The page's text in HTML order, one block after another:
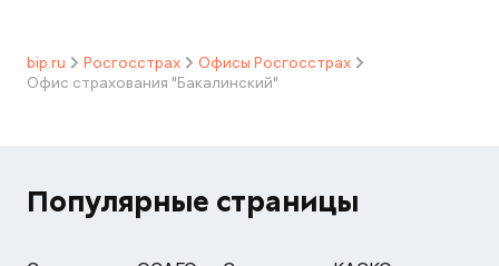
bip.ru Росгосстрах
Офисы Росгосстрах
Офис страхования "Бакалинский"
Популярные страницы